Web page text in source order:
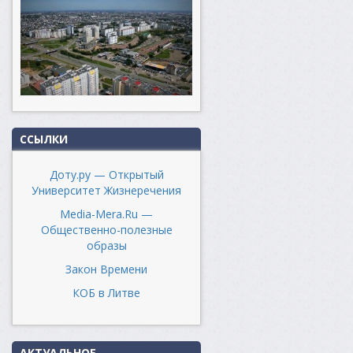
ССЫЛКИ
Доту.ру — Открытый
Университет Жизнеречения
Media-Mera.Ru —
Общественно-полезные
образы
Закон Времени
КОБ в Литве